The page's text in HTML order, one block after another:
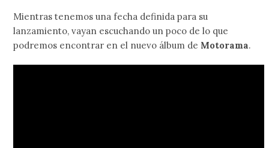
Mientras tenemos una fecha definida para su
lanzamiento, vayan escuchando un poco de lo que
podremos encontrar en el nuevo álbum de Motorama.